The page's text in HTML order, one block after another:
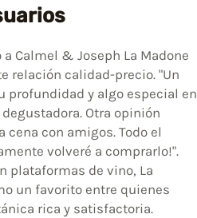
Calmel & Joseph La Madone
relación calidad-precio. "Un
profundidad y algo especial en
Otra opinión
cena con amigos. Todo el
volveré a comprarlo!".
plataformas de vino, La
un favorito entre quienes
rica y satisfactoria.